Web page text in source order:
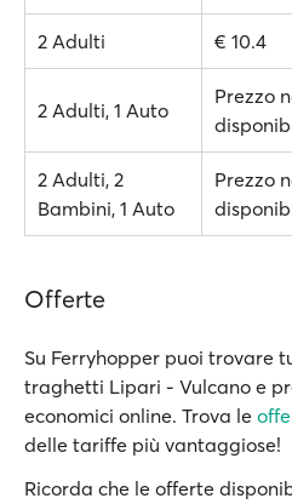
2 Adulti € 10.4
2 Adulti, 1 Auto
Prezzo
2 Adulti, 2
Bambini, 1 Auto
Prezzo
Offerte
Su Ferryhopper puoi trovare
traghetti Lipari - Vulcano e
economici online. Trova le
delle tariffe più vantaggiose!
Ricorda che le offerte